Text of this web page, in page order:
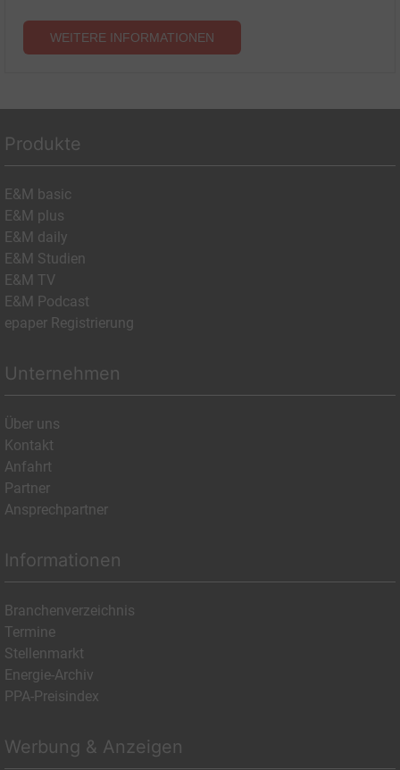
WEITERE INFORMATIONEN
Produkte
E&M basic
E&M plus
E&M daily
E&M Studien
E&M TV
E&M Podcast
epaper Registrierung
Unternehmen
Über uns
Kontakt
Anfahrt
Partner
Ansprechpartner
Informationen
Branchenverzeichnis
Termine
Stellenmarkt
Energie-Archiv
PPA-Preisindex
Werbung & Anzeigen